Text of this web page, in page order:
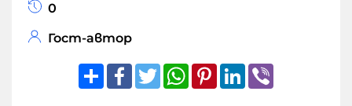
0
Гост-автор
ShareFacebook
TwitterWhatsApp
Pinterest
LinkedIn